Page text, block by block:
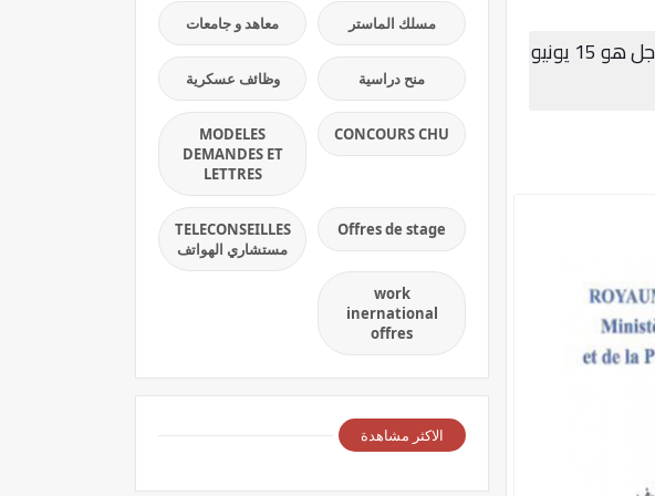
وزارة الصحة والحماية الاجتماعية: مباراة توظيف 400 مساعدا تقنيا من الدرجة الثانية، آخر أجل هو 15 يونيو
مسلك الماستر معاهد و جامعات
منح دراسية وظائف عسكرية
CONCOURS CHU
MODELES
DEMANDES ET
LETTRES
Offres de stage
TELECONSEILLES
مستشاري الهواتف
work
inernational
offres
الاكثر مشاهدة